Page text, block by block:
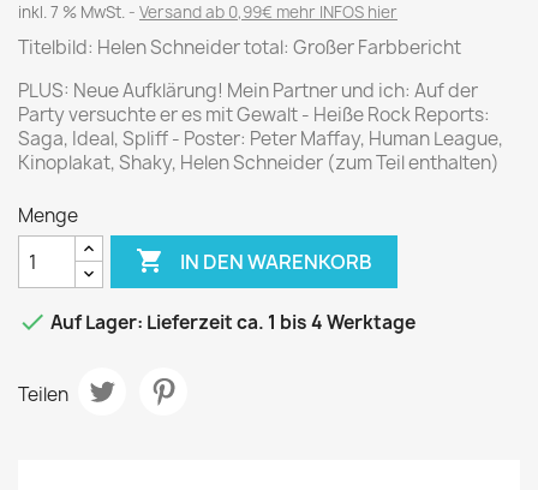
inkl. 7 % MwSt. Versand ab 0,99€ mehr INFOS hier
Titelbild: Helen Schneider total: Großer Farbbericht
PLUS: Neue Aufklärung! Mein Partner und ich: Auf der
Party versuchte er es mit Gewalt - Heiße Rock Reports:
Saga, Ideal, Spliff - Poster: Peter Maffay, Human League,
Kinoplakat, Shaky, Helen Schneider (zum Teil enthalten)
Menge
 IN DEN WARENKORB
 Auf Lager: Lieferzeit ca. 1 bis 4 Werktage
Teilen